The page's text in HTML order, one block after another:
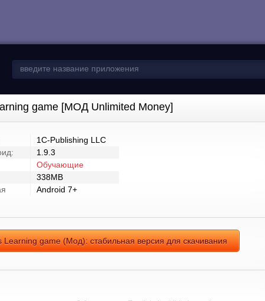
game [МОД Unlimited Money]
1C-Publishing LLC
1.9.3
Обучающие
338MB
Android 7+
Learning game (Мод): стабильная версия для скачивания